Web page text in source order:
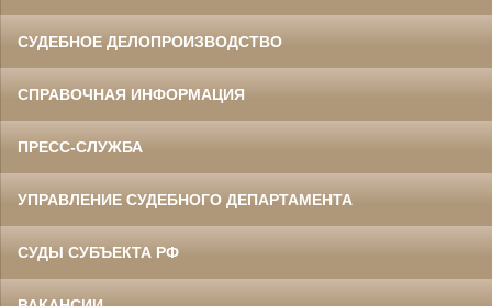
СУДЕБНОЕ ДЕЛОПРОИЗВОДСТВО
СПРАВОЧНАЯ ИНФОРМАЦИЯ
ПРЕСС-СЛУЖБА
УПРАВЛЕНИЕ СУДЕБНОГО ДЕПАРТАМЕНТА
СУДЫ СУБЪЕКТА РФ